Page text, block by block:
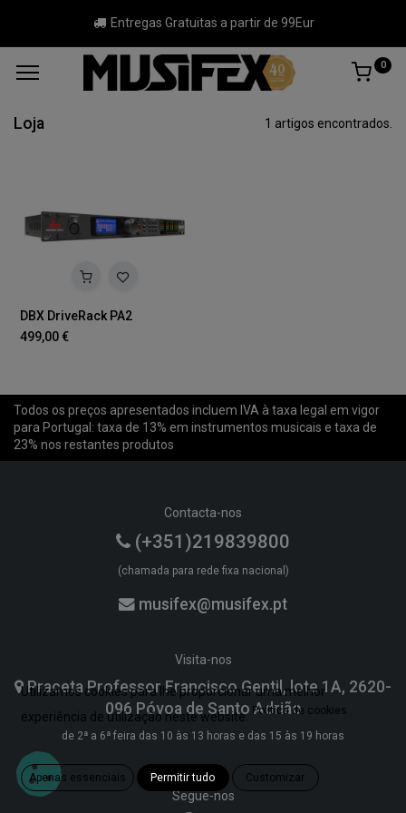
Entregas Gratuitas a partir de 99Eur
0
Loja 1 artigos encontrados.
DBX DriveRack PA2
499,00€
Todos os preços apresentados incluem IVA à taxa legal em vigor
para Portugal: taxa de 13% em instrumentos musicais e taxa de
23% nos restantes produtos
Contacta-nos
(+351)219839800
(chamada para rede fixa nacional)
musifex@musifex.pt
Visita-nos
Praceta Professor Francisco Gentil, lote 1A, 2620-
096 Póvoa de Santo Adrião
de 2ª a 6ª feira das 10 às 13 horas e das 15 às 19 horas
Segue-nos
Utilizamos cookies para lhe proporcionar uma melhor
experiência de utilização neste website. Política de cookies
Apenas essenciais Permitir tudo Customizar